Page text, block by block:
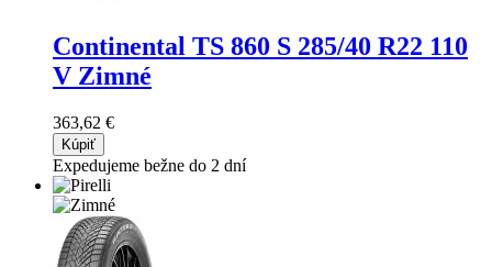
Continental TS 860 S 285/40 R22 110
V Zimné
363,62 €
Kúpiť
Expedujeme bežne do 2 dní